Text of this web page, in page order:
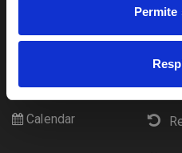
Permite
Pentru copii
Diverse
Calendar